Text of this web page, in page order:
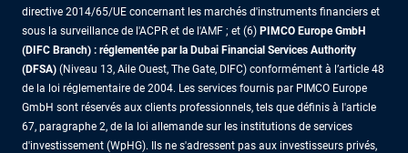
directive 2014/65/UE concernant les marchés d'instruments financiers et
sous la surveillance de l'ACPR et de l'AMF ; et (6) PIMCO Europe GmbH
(DIFC Branch) : réglementée par la Dubai Financial Services Authority
(DFSA) (Niveau 13, Aile Ouest, The Gate, DIFC) conformément à l’article 48
de la loi réglementaire de 2004. Les services fournis par PIMCO Europe
GmbH sont réservés aux clients professionnels, tels que définis à l'article
67, paragraphe 2, de la loi allemande sur les institutions de services
d'investissement (WpHG). Ils ne s'adressent pas aux investisseurs privés,